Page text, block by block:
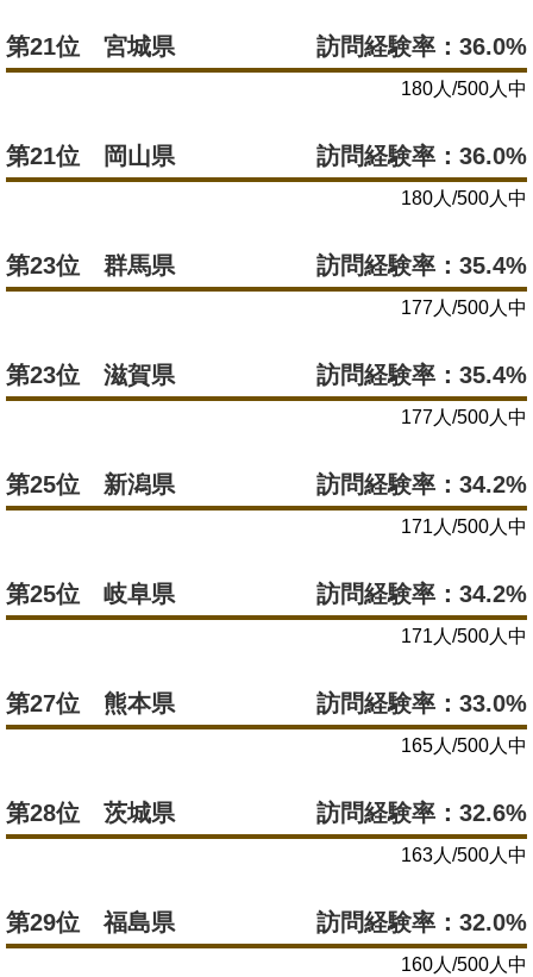
第21位 宮城県 訪問経験率：36.0%
180人/500人中
第21位 岡山県 訪問経験率：36.0%
180人/500人中
第23位 群馬県 訪問経験率：35.4%
177人/500人中
第23位 滋賀県 訪問経験率：35.4%
177人/500人中
第25位 新潟県 訪問経験率：34.2%
171人/500人中
第25位 岐阜県 訪問経験率：34.2%
171人/500人中
第27位 熊本県 訪問経験率：33.0%
165人/500人中
第28位 茨城県 訪問経験率：32.6%
163人/500人中
第29位 福島県 訪問経験率：32.0%
160人/500人中